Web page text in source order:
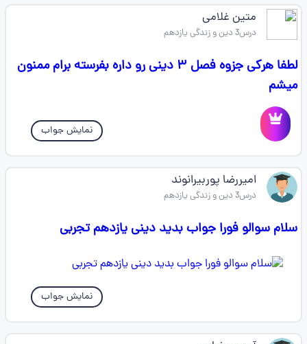
متین غلامی
درس3 دین و زندگی یازدهم
لطفا هرکی جزوه فصل ۳ دینی رو داره بفرسته برام ممنون
میشم
نمایش جواب
امیررضا پوربیرانوند
درس3 دین و زندگی یازدهم
سلام سوالو فورا جواب بدید دینی یازدهم تجربی
نمایش جواب